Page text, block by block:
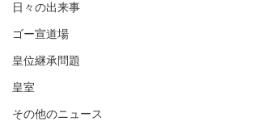
日々の出来事
ゴー宣道場
皇位継承問題
皇室
その他のニュース